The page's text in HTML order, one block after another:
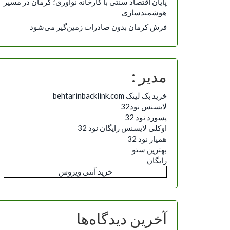
هوشمندسازی
فرش کرمان بدون صادرات زمین‌گیر می‌شود
مدیر :
خرید بک لینک behtarinbacklink.com
لایسنس نود32
پسورد نود 32
اوکلی لایسنس رایگان نود 32
همیار نود 32
بهترین سئو
رایگان
خرید آنتی ویروس
آخرین دیدگاه‌ها